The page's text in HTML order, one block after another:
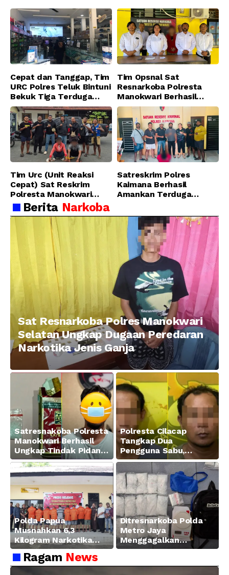
Jatanras Polda Papua Barat
Cepat dan Tanggap, Tim
URC Polres Teluk Bintuni
Bekuk Tiga Terduga
Pelaku Pencurian di SMA
Sanawesen
Tim Opsnal Sat
Resnarkoba Polresta
Manokwari Berhasil
Ungkap Kasus Tindak
Pidana Narkotika
Golongan I Jenis Shabu
di SP 4 Distrik Prafi kab.
Manokwari
Tim Urc (Unit Reaksi
Cepat) Sat Reskrim
Polresta Manokwari
Berhasil Tangkap 2
Pelaku Pengeroyokan di
Taman Ria kab.
Manokwari
Satreskrim Polres
Kaimana Berhasil
Amankan Terduga
Menggunakan Senjata
Tajam
Berita Narkoba
Sat Resnarkoba Polres Manokwari
Selatan Ungkap Dugaan Peredaran
Narkotika Jenis Ganja
Satresnakoba Polresta
Manokwari Berhasil
Ungkap Tindak Pidana
Narkotika Golongan I
Jenis Sabu di Jalan
Swapen Perkebunan
Manokwari
Polresta Cilacap
Tangkap Dua
Pengguna Sabu,
Amankan Paket 0,34
Gram
Polda Papua
Musnahkan 6,3
Kilogram Narkotika
Hasil Pengungkapan
Jaringan Lintas
Wilayah Februari 2026
Ditresnarkoba Polda
Metro Jaya
Menggagalkan
Peredaran Sabu 5,3 Kg
Ragam News